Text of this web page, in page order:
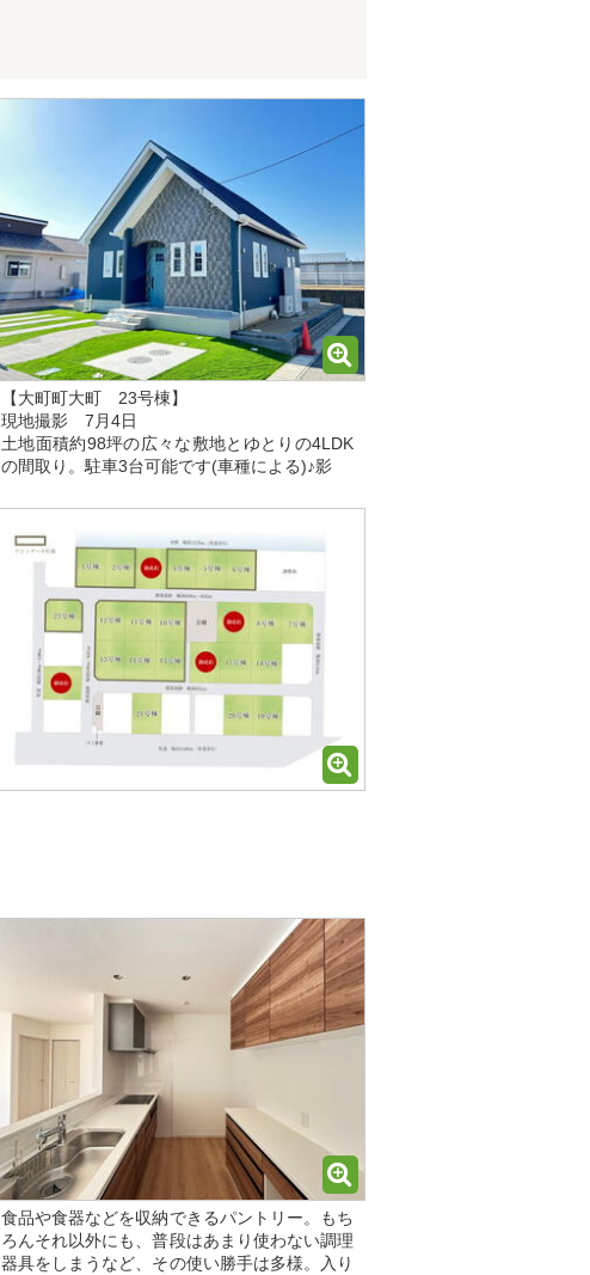
【大町町大町 23号棟】
現地撮影 7月4日
土地面積約98坪の広々な敷地とゆとりの4LDK
の間取り。駐車3台可能です(車種による)♪影
食品や食器などを収納できるパントリー。もち
ろんそれ以外にも、普段はあまり使わない調理
器具をしまうなど、その使い勝手は多様。入り